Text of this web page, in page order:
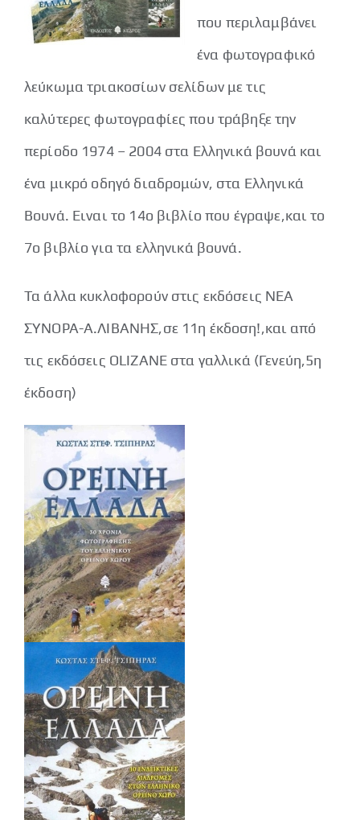
που περιλαμβάνει
ένα φωτογραφικό
λεύκωμα τριακοσίων σελίδων με τις
καλύτερες φωτογραφίες που τράβηξε την
περίοδο 1974 – 2004 στα Ελληνικά βουνά και
ένα μικρό οδηγό διαδρομών, στα Ελληνικά
Βουνά. Ειναι το 14ο βιβλίο που έγραψε,και το
7ο βιβλίο για τα ελληνικά βουνά.
Τα άλλα κυκλοφορούν στις εκδόσεις ΝΕΑ
ΣΥΝΟΡΑ-Α.ΛΙΒΑΝΗΣ,σε 11η έκδοση!,και από
τις εκδόσεις ΟLIZANE στα γαλλικά (Γενεύη,5η
έκδοση)